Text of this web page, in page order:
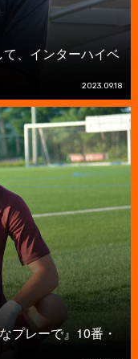
て、インターハイベ
2023.09.18
プレーで』10番・